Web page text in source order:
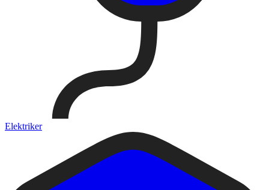
Elektriker